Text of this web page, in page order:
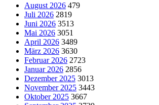
August 2026 479
Juli 2026 2819
Juni 2026 3513
Mai 2026 3051
April 2026 3489
März 2026 3630
Februar 2026 2723
Januar 2026 2856
Dezember 2025 3013
November 2025 3443
Oktober 2025 3667